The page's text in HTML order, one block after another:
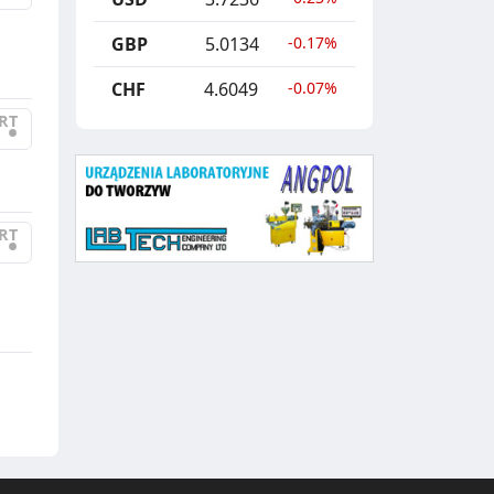
•
•
R
G
A
C
J
GBP 5.0134 -0.17%
CHF 4.6049 -0.07%